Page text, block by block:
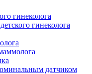
гинеколога
гинеколога
датчиком